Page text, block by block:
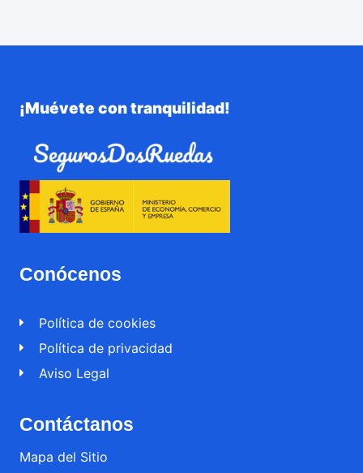
¡Muévete con tranquilidad!
Conócenos
Política de cookies
Política de privacidad
Aviso Legal
Contáctanos
Mapa del Sitio